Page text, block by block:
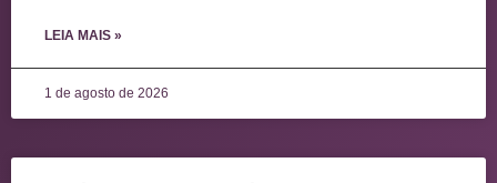
LEIA MAIS »
1 de agosto de 2026